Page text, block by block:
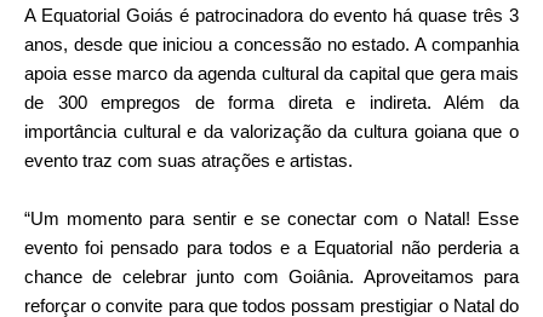
A Equatorial Goiás é patrocinadora do evento há quase três 3
anos, desde que iniciou a concessão no estado. A companhia
apoia esse marco da agenda cultural da capital que gera mais
de 300 empregos de forma direta e indireta. Além da
importância cultural e da valorização da cultura goiana que o
evento traz com suas atrações e artistas.
“Um momento para sentir e se conectar com o Natal! Esse
evento foi pensado para todos e a Equatorial não perderia a
chance de celebrar junto com Goiânia. Aproveitamos para
reforçar o convite para que todos possam prestigiar o Natal do